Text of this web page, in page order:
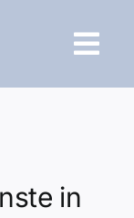
in